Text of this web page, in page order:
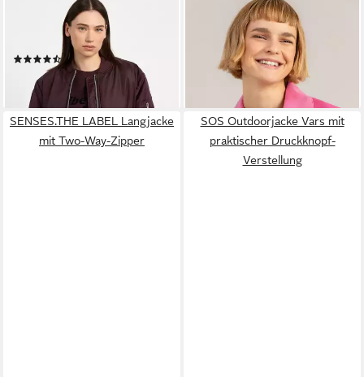
SENSES.THE LABEL
Langjacke mit Two-Way-
(4)
169,95 €
lieferbar - in 3-4 Werktagen bei dir
SENSES.THE LABEL
Langjacke mit langem
Gehschlitz
199,95 €
lieferbar - in 3-4 Werktagen bei dir
SENSES.THE LABEL Langjacke
mit Two-Way-Zipper
SOS Outdoorjacke Vars mit
praktischer Druckknopf-
Verstellung